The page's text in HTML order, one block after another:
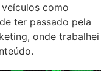
como
ter passado pela
onde trabalhei